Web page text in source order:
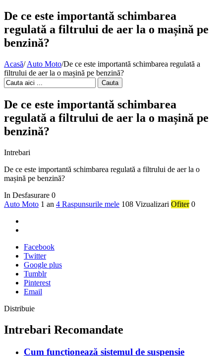
De ce este importantă schimbarea
regulată a filtrului de aer la o mașină pe
benzină?
Acasă/ Auto Moto/De ce este importantă schimbarea regulată a
filtrului de aer la o mașină pe benzină?
Cauta
De ce este importantă schimbarea
regulată a filtrului de aer la o mașină pe
benzină?
Intrebari
De ce este importantă schimbarea regulată a filtrului de aer la o
mașină pe benzină?
In Desfasurare 0
Auto Moto 1 an 4 Raspunsurile mele 108 Vizualizari Ofiter 0
Facebook
Twitter
Google plus
Tumblr
Pinterest
Email
Distribuie
Intrebari Recomandate
Cum funcționează sistemul de suspensie